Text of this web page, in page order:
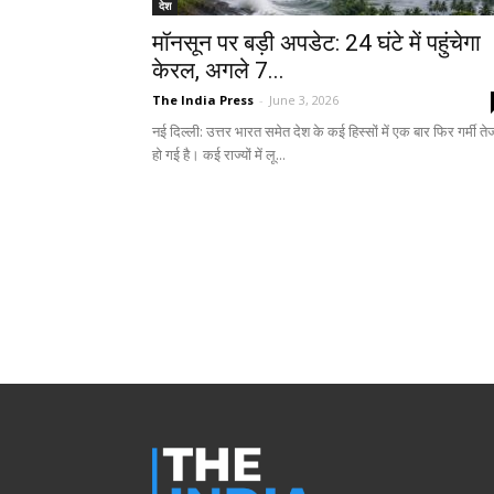
देश
मॉनसून पर बड़ी अपडेट: 24 घंटे में पहुंचेगा
केरल, अगले 7...
The India Press - June 3, 2026
नई दिल्ली: उत्तर भारत समेत देश के कई हिस्सों में एक बार फिर गर्मी
हो गई है। कई राज्यों में लू...